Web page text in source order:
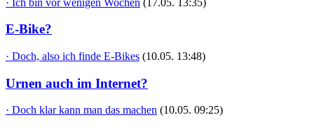
E-Bike?
· Doch, also ich finde E-Bikes (10.05. 13:48)
Urnen auch im Internet?
· Doch klar kann man das machen (10.05. 09:25)